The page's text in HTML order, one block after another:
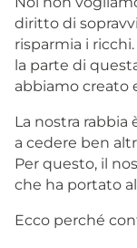
diritto di
risparmia i
la parte di
abbiamo creato
La nostra rabbia
a cedere ben
Per questo, il
che ha portato
Ecco perché